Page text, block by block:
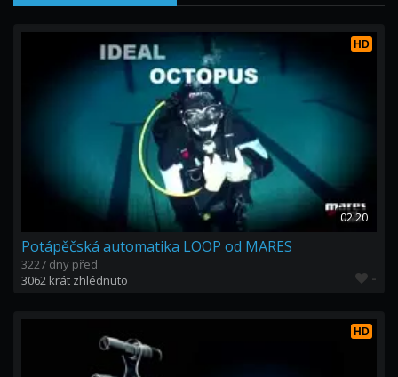
HD
02:20
Potápěčská automatika LOOP od MARES
3227 dny před
3062 krát zhlédnuto
-
HD